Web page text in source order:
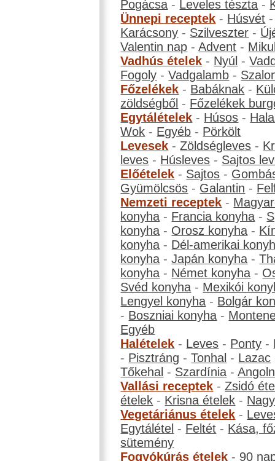
Pogácsa - Leveles tészta -
Ünnepi receptek - Húsvét
Karácsony - Szilveszter -
Valentin nap -Advent -
Vadhús ételek - Nyúl -
Fogoly -Vadgalamb -
Főzelékek - Babáknak -
zöldségből - Főzelékek
Egytálételek - Húsos -
Wok - Egyéb - Pörkölt
Levesek -Zöldségleves -
leves - Húsleves - Sajtos
Előételek - Sajtos -
Gyümölcsös - Galantin -
Nemzeti receptek -
konyha - Francia konyha -
konyha - Orosz konyha -
konyha - Dél-amerikai
konyha -Japán konyha -
konyha - Német konyha -
Svéd konyha - Mexikói
Lengyel konyha - Bolgár
- Boszniai konyha -
Egyéb
Halételek - Leves - Ponty -
- Pisztráng -Tonhal - Lazac
Tőkehal - Szardínia -
Vallási receptek -Zsidó
ételek - Krisna ételek -
Vegetáriánus ételek -
Egytálétel - Feltét - Kása,
sütemény
Fogyókúrás ételek - 90